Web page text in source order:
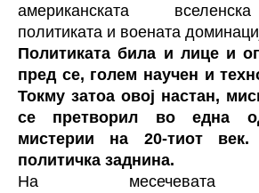
американската
политиката и воената
Политиката била и лице и
пред се, голем научен и
Токму затоа овој настан,
се претворил во една од
мистерии на 20-тиот век.
политичка заднина.
На месечевата